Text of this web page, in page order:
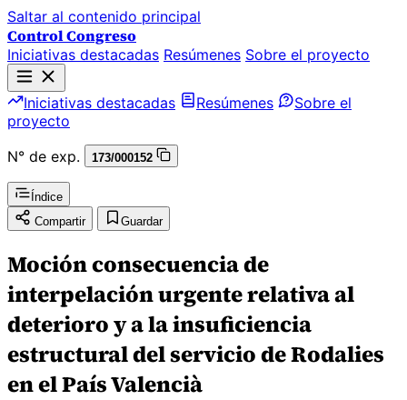
Saltar al contenido principal
Control Congreso
Iniciativas destacadas Resúmenes Sobre el proyecto
Iniciativas destacadas Resúmenes
Sobre el
proyecto
N° de exp.
173/000152
Índice
Compartir
Guardar
Moción consecuencia de
interpelación urgente relativa al
deterioro y a la insuficiencia
estructural del servicio de Rodalies
en el País Valencià